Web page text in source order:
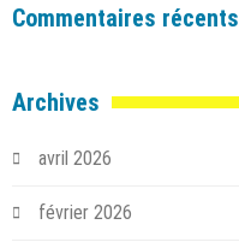
Commentaires récents
Archives
avril 2026
février 2026